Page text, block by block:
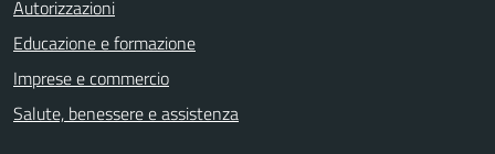
Autorizzazioni
Educazione e formazione
Imprese e commercio
Salute, benessere e assistenza